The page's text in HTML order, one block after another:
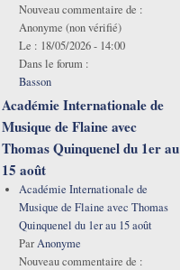
Nouveau commentaire de :
Anonyme (non vérifié)
Le : 18/05/2026 - 14:00
Dans le forum :
Basson
Académie Internationale de
Musique de Flaine avec
Thomas Quinquenel du 1er au
15 août
Académie Internationale de
Musique de Flaine avec Thomas
Quinquenel du 1er au 15 août
ParAnonyme
Nouveau commentaire de :